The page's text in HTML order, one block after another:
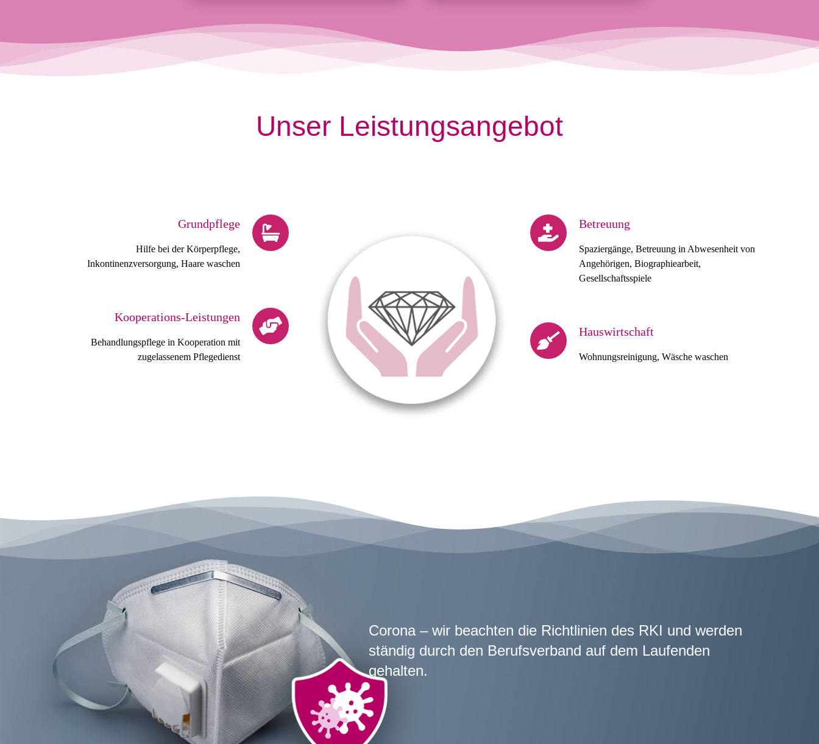
Unser Leistungsangebot
Grundpflege
Hilfe bei der Körperpflege,
Inkontinenzversorgung, Haare waschen
Kooperations-Leistungen
Behandlungspflege in Kooperation mit
zugelassenem Pflegedienst
Betreuung
Spaziergänge, Betreuung in Abwesenheit von
Angehörigen, Biographiearbeit,
Gesellschaftsspiele
Hauswirtschaft
Wohnungsreinigung, Wäsche waschen
Corona – wir beachten die Richtlinien des RKI und werden
ständig durch den Berufsverband auf dem Laufenden
gehalten.